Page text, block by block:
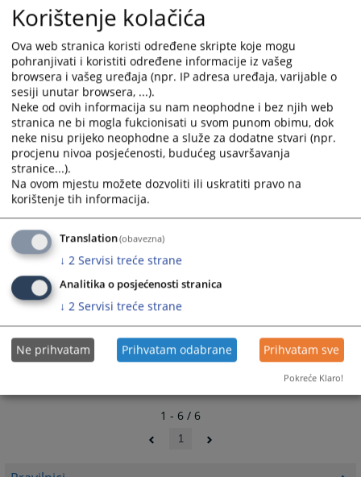
mark
key
to
get
the
keyboard
shortcuts
for
changing
dates.
key
to
get
keyboard
shortcuts
for
changing
dates.
30.01.2024.
stručnih suradnika u sudovima u Bosni i Hercegovini –
prečišćeni tekst
30.08.2023.
Pravilnik o sustavu za automatsko upravljanje predmetima
u sudovima (CMS)
30.12.2022.
Pravilnik o mentorstvu za novoimenovane suce i stručne
suradnike koje imenuje VSTV BiH
1 - 6 / 6
1
Korištenje kolačića
Ova web stranica koristi određene skripte koje mogu
pohranjivati i koristiti određene informacije iz vašeg
browsera i vašeg uređaja (npr. IP adresa uređaja, varijable o
sesiji unutar browsera, ...).
Neke od ovih informacija su nam neophodne i bez njih web
stranica ne bi mogla fukcionisati u svom punom obimu, dok
neke nisu prijeko neophodne a služe za dodatne stvari (npr.
procjenu nivoa posjećenosti, budućeg usavršavanja
stranice...).
Na ovom mjestu možete dozvoliti ili uskratiti pravo na
korištenje tih informacija.
Translation(obavezna)
↓ 2 Servisi treće strane
Analitika o posjećenosti stranica
↓ 2 Servisi treće strane
Ne prihvatam Prihvatam odabrane Prihvatam sve
Pokreće Klaro!